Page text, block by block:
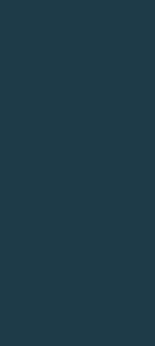
dich
und
deinen
bei deinem
sollst.
alles, was
solange du
nur
musst, um sie